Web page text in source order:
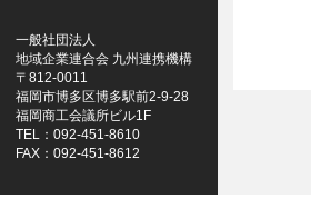
一般社団法人
地域企業連合会 九州連携機構
〒812-0011
福岡市博多区博多駅前2-9-28
福岡商工会議所ビル1F
TEL：092-451-8610
FAX：092-451-8612